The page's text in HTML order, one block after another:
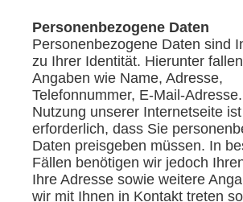
Personenbezogene Daten
Personenbezogene Daten sind
zu Ihrer Identität. Hierunter
Angaben wie Name, Adresse,
Telefonnummer, E-Mail-
Nutzung unserer Internetseite
erforderlich, dass Sie
Daten preisgeben müssen. In
Fällen benötigen wir jedoch
Ihre Adresse sowie weitere
wir mit Ihnen in Kontakt treten